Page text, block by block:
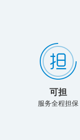
可担
服务全程担保